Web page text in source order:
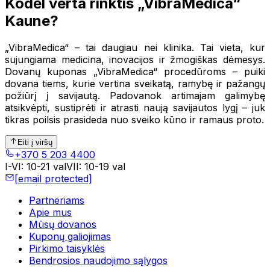
Kaune?
„VibraMedica“ – tai daugiau nei klinika. Tai vieta, kur
sujungiama medicina, inovacijos ir žmogiškas dėmesys.
Dovanų kuponas „VibraMedica“ procedūroms – puiki
dovana tiems, kurie vertina sveikatą, ramybę ir pažangų
požiūrį į savijautą. Padovanok artimajam galimybę
atsikvėpti, sustiprėti ir atrasti naują savijautos lygį – juk
tikras poilsis prasideda nuo sveiko kūno ir ramaus proto.
Eiti į viršų
+370 5 203 4400
I-VI: 10-21 valVII: 10-19 val
[email protected]
Partneriams
Apie mus
Mūsų dovanos
Kuponų galiojimas
Pirkimo taisyklės
Bendrosios naudojimo sąlygos